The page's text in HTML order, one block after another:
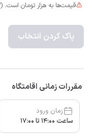
قیمت‌ها به هزار تومان است. (3 صفر حذف شده)
پاک کردن انتخاب
مقررات زمانی اقامتگاه
زمان ورود
ساعت 14:00 تا 17:00